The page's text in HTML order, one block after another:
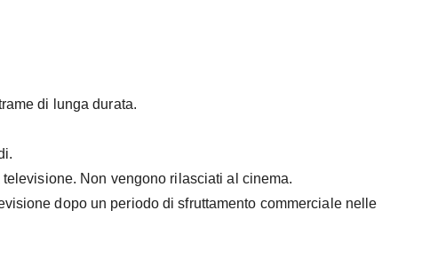
di lunga durata.
Non vengono rilasciati al cinema.
dopo un periodo di sfruttamento commerciale nelle